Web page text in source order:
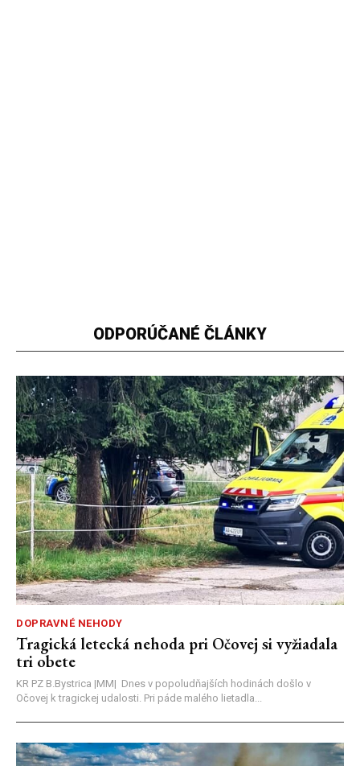
ODPORÚČANÉ ČLÁNKY
DOPRAVNÉ NEHODY
Tragická letecká nehoda pri Očovej si vyžiadala
tri obete
KR PZ B.Bystrica |MM| Dnes v popoludňajších hodinách došlo v
Očovej k tragickej udalosti. Pri páde malého lietadla...